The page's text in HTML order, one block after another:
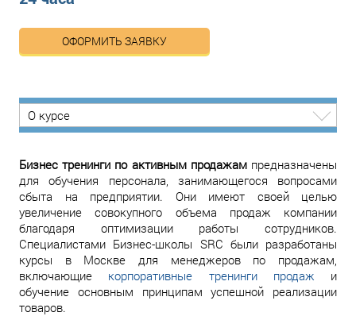
ОФОРМИТЬ ЗАЯВКУ
О курсе
Бизнес тренинги по активным продажампредназначены
для обучения персонала, занимающегося вопросами
сбыта на предприятии. Они имеют своей целью
увеличение совокупного объема продаж компании
благодаря оптимизации работы сотрудников.
Специалистами Бизнес-школы SRC были разработаны
курсы в Москве для менеджеров по продажам,
включающие корпоративные тренинги продаж и
обучение основным принципам успешной реализации
товаров.